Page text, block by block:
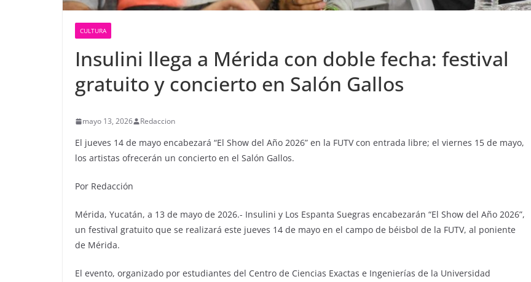
CULTURA
Insulini llega a Mérida con doble fecha: festival
gratuito y concierto en Salón Gallos
mayo 13, 2026 Redaccion
El jueves 14 de mayo encabezará “El Show del Año 2026” en la FUTV con entrada libre; el viernes 15 de mayo,
los artistas ofrecerán un concierto en el Salón Gallos.
Por Redacción
Mérida, Yucatán, a 13 de mayo de 2026.- Insulini y Los Espanta Suegras encabezarán “El Show del Año 2026”,
un festival gratuito que se realizará este jueves 14 de mayo en el campo de béisbol de la FUTV, al poniente
de Mérida.
El evento, organizado por estudiantes del Centro de Ciencias Exactas e Ingenierías de la Universidad